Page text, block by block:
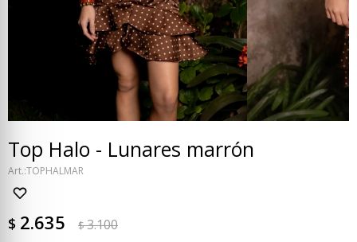
Top Halo - Lunares marrón
TOPHALMAR
$ 2.635 $3.100